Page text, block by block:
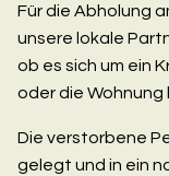
Für die Abholung
unsere lokale
ob es sich um ein
oder die Wohnung
Die verstorbene
gelegt und in ein